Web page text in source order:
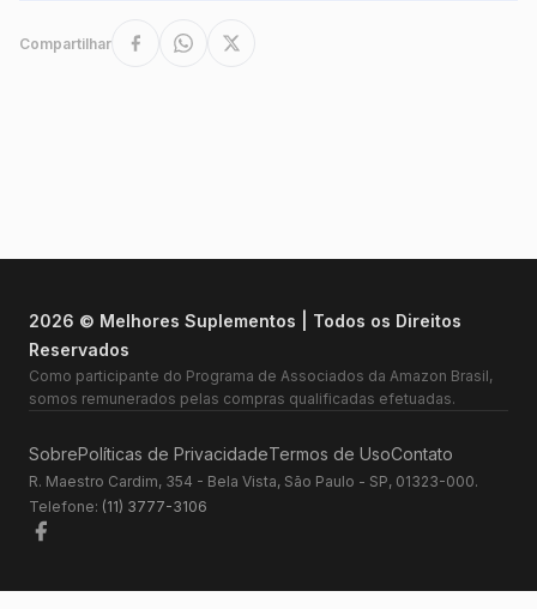
Compartilhar
2026 © Melhores Suplementos | Todos os Direitos
Reservados
Como participante do Programa de Associados da Amazon Brasil,
somos remunerados pelas compras qualificadas efetuadas.
SobrePolíticas de PrivacidadeTermos de UsoContato
R. Maestro Cardim, 354 - Bela Vista, São Paulo - SP, 01323-000.
Telefone: (11) 3777-3106